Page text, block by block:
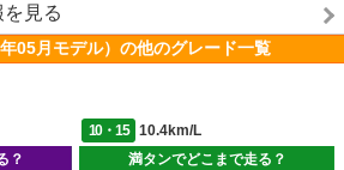
見る
05月モデル）の他のグレード一覧
10・15
10.4km/L
？
満タンでどこまで走る？